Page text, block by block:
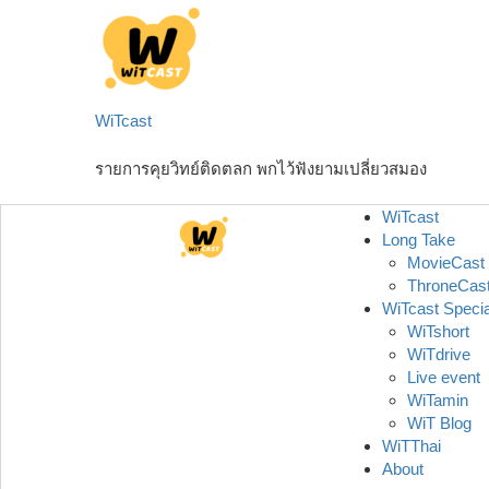
WiTcast
รายการคุยวิทย์ติดตลก พกไว้ฟังยามเปลี่ยวสมอง
WiTcast
Long Take
MovieCast
WiTcast
WiTshort
WiTdrive
Live event
WiTamin
WiT Blog
WiTThai
About